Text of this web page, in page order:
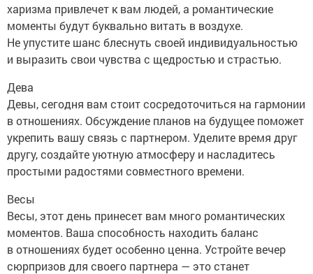
харизма привлечет к вам людей, а романтические
моменты будут буквально витать в воздухе.
Не упустите шанс блеснуть своей индивидуальностью
и выразить свои чувства с щедростью и страстью.
Дева
Девы, сегодня вам стоит сосредоточиться на гармонии
в отношениях. Обсуждение планов на будущее поможет
укрепить вашу связь с партнером. Уделите время друг
другу, создайте уютную атмосферу и насладитесь
простыми радостями совместного времени.
Весы
Весы, этот день принесет вам много романтических
моментов. Ваша способность находить баланс
в отношениях будет особенно ценна. Устройте вечер
сюрпризов для своего партнера — это станет